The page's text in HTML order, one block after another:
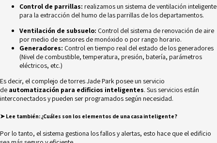
Control de parrillas: realizamos un sistema de ventilación inteligente
para la extracción del humo de las parrillas de los departamentos.
Ventilación de subsuelo: Control del sistema de renovación de aire
por medio de sensores de monóxido o por rango horario.
Generadores: Control en tiempo real del estado de los generadores
(Nivel de combustible, temperatura, presión, batería, parámetros
eléctricos, etc.)
Es decir, el complejo de torres Jade Park posee un servicio
de automatización para edificios inteligentes. Sus servicios están
interconectados y pueden ser programados según necesidad.
➤ Lee también: ¿Cuáles son los elementos de una casa inteligente?
Por lo tanto, el sistema gestiona los fallos y alertas, esto hace que el edificio